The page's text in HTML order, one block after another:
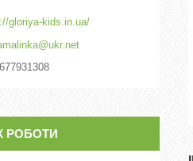
gloriya-kids.in.ua/
РОБОТИ